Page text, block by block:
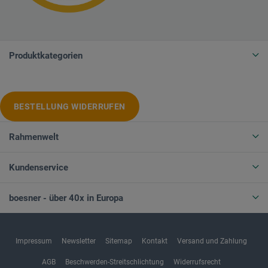
Produktkategorien
BESTELLUNG WIDERRUFEN
Rahmenwelt
Kundenservice
boesner - über 40x in Europa
Impressum Newsletter Sitemap Kontakt Versand und Zahlung
AGB Beschwerden-Streitschlichtung Widerrufsrecht